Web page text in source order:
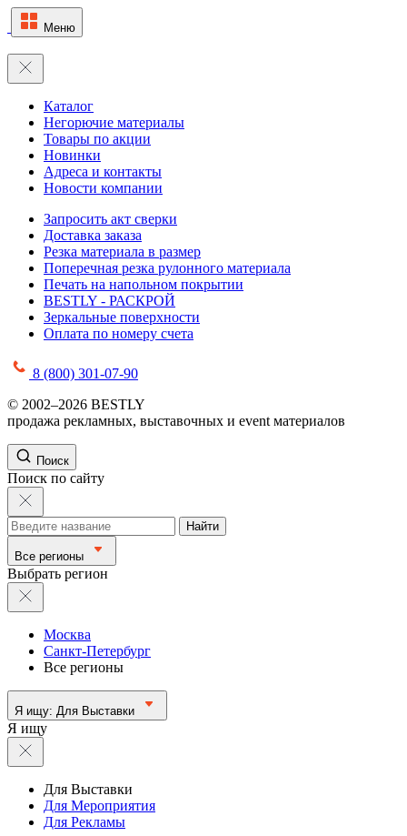
Меню
Каталог
Негорючие материалы
Товары по акции
Новинки
Адреса и контакты
Новости компании
Запросить акт сверки
Доставка заказа
Резка материала в размер
Поперечная резка рулонного материала
Печать на напольном покрытии
BESTLY - РАСКРОЙ
Зеркальные поверхности
Оплата по номеру счета
8 (800) 301-07-90
© 2002–2026 BESTLY
продажа рекламных, выставочных и event материалов
Поиск
Поиск по сайту
Найти
Все регионы
Выбрать регион
Москва
Санкт-Петербург
Все регионы
Я ищу: Для Выставки
Я ищу
Для Выставки
Для Мероприятия
Для Рекламы